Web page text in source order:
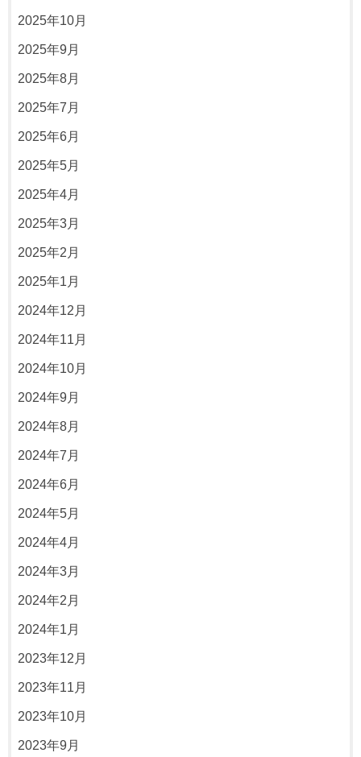
2025年10月
2025年9月
2025年8月
2025年7月
2025年6月
2025年5月
2025年4月
2025年3月
2025年2月
2025年1月
2024年12月
2024年11月
2024年10月
2024年9月
2024年8月
2024年7月
2024年6月
2024年5月
2024年4月
2024年3月
2024年2月
2024年1月
2023年12月
2023年11月
2023年10月
2023年9月